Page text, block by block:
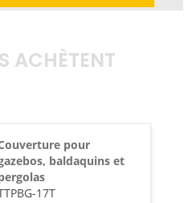
ACHÈTENT
pour
baldaquins et
17T